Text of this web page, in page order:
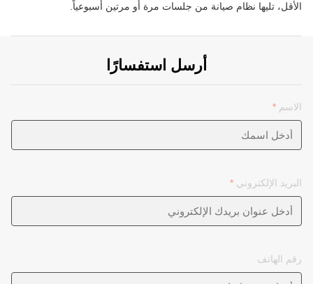
الأقل، تليها نظام صيانة من جلسات مرة أو مرتين أسبوعياً.
أرسل استفسارًا
الاسم *
البريد الإلكتروني *
رقم الهاتف